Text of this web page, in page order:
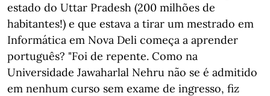
estado do Uttar Pradesh (200 milhões de
habitantes!) e que estava a tirar um mestrado em
Informática em Nova Deli começa a aprender
português? "Foi de repente. Como na
Universidade Jawaharlal Nehru não se é admitido
em nenhum curso sem exame de ingresso, fiz